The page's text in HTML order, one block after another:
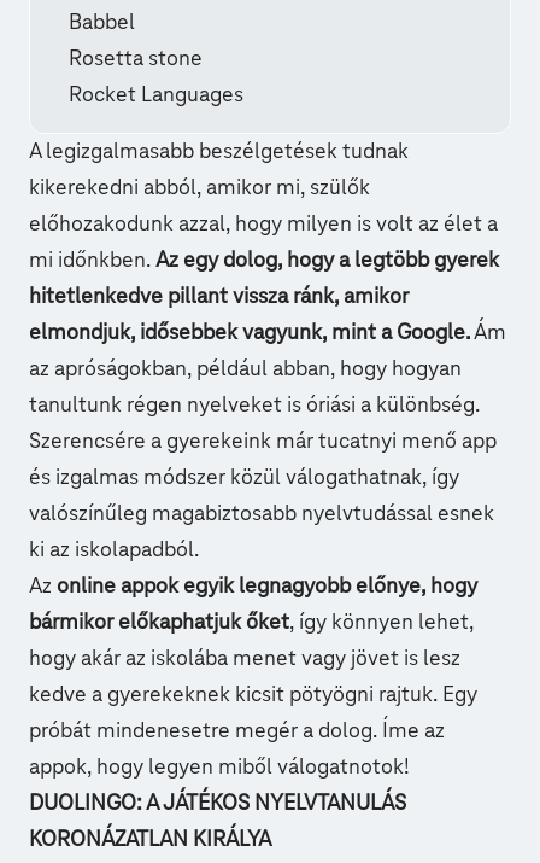
Babbel
Rosetta stone
Rocket Languages
A legizgalmasabb beszélgetések tudnak
kikerekedni abból, amikor mi, szülők
előhozakodunk azzal, hogy milyen is volt az élet a
mi időnkben. Az egy dolog, hogy a legtöbb gyerek
hitetlenkedve pillant vissza ránk, amikor
elmondjuk, idősebbek vagyunk, mint a Google.Ám
az apróságokban, például abban, hogy hogyan
tanultunk régen nyelveket is óriási a különbség.
Szerencsére a gyerekeink már tucatnyi menő app
és izgalmas módszer közül válogathatnak, így
valószínűleg magabiztosabb nyelvtudással esnek
ki az iskolapadból.
Az online appok egyik legnagyobb előnye, hogy
bármikor előkaphatjuk őket, így könnyen lehet,
hogy akár az iskolába menet vagy jövet is lesz
kedve a gyerekeknek kicsit pötyögni rajtuk. Egy
próbát mindenesetre megér a dolog. Íme az
appok, hogy legyen miből válogatnotok!
DUOLINGO: A JÁTÉKOS NYELVTANULÁS
KORONÁZATLAN KIRÁLYA